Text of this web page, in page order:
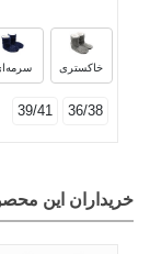
خاکستری
36/38
39/41
خریداران این